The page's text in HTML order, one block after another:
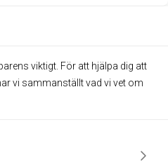
viktigt. För att hjälpa dig att
vi sammanställt vad vi vet om